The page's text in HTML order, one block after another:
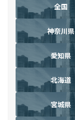
全国
神奈川県
愛知県
北海道
宮城県